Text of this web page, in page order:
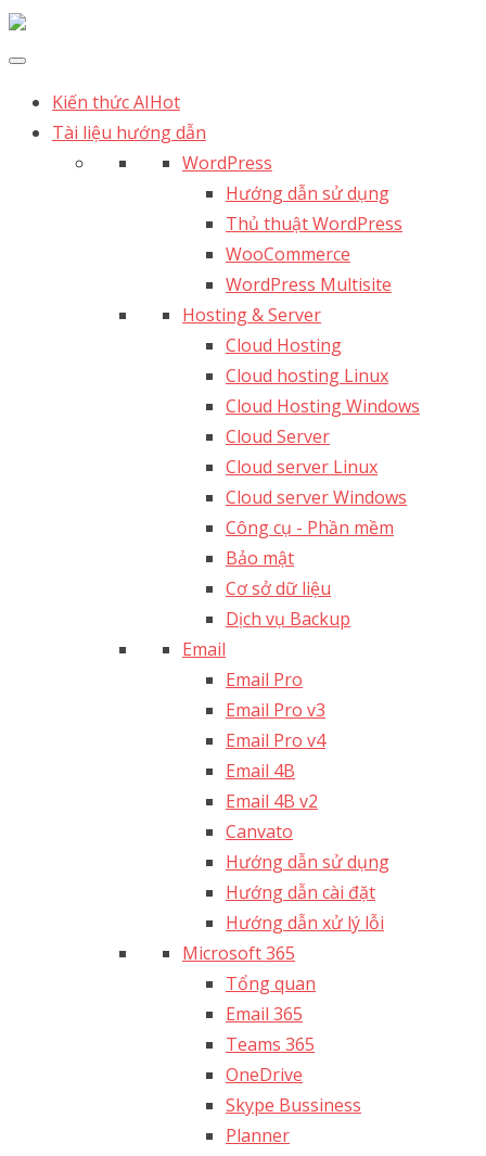
Kiến thức AIHot
Tài liệu hướng dẫn
WordPress
Hướng dẫn sử dụng
Thủ thuật WordPress
WooCommerce
WordPress Multisite
Hosting & Server
Cloud Hosting
Cloud hosting Linux
Cloud Hosting Windows
Cloud Server
Cloud server Linux
Cloud server Windows
Công cụ - Phần mềm
Bảo mật
Cơ sở dữ liệu
Dịch vụ Backup
Email
Email Pro
Email Pro v3
Email Pro v4
Email 4B
Email 4B v2
Canvato
Hướng dẫn sử dụng
Hướng dẫn cài đặt
Hướng dẫn xử lý lỗi
Microsoft 365
Tổng quan
Email 365
Teams 365
OneDrive
Skype Bussiness
Planner